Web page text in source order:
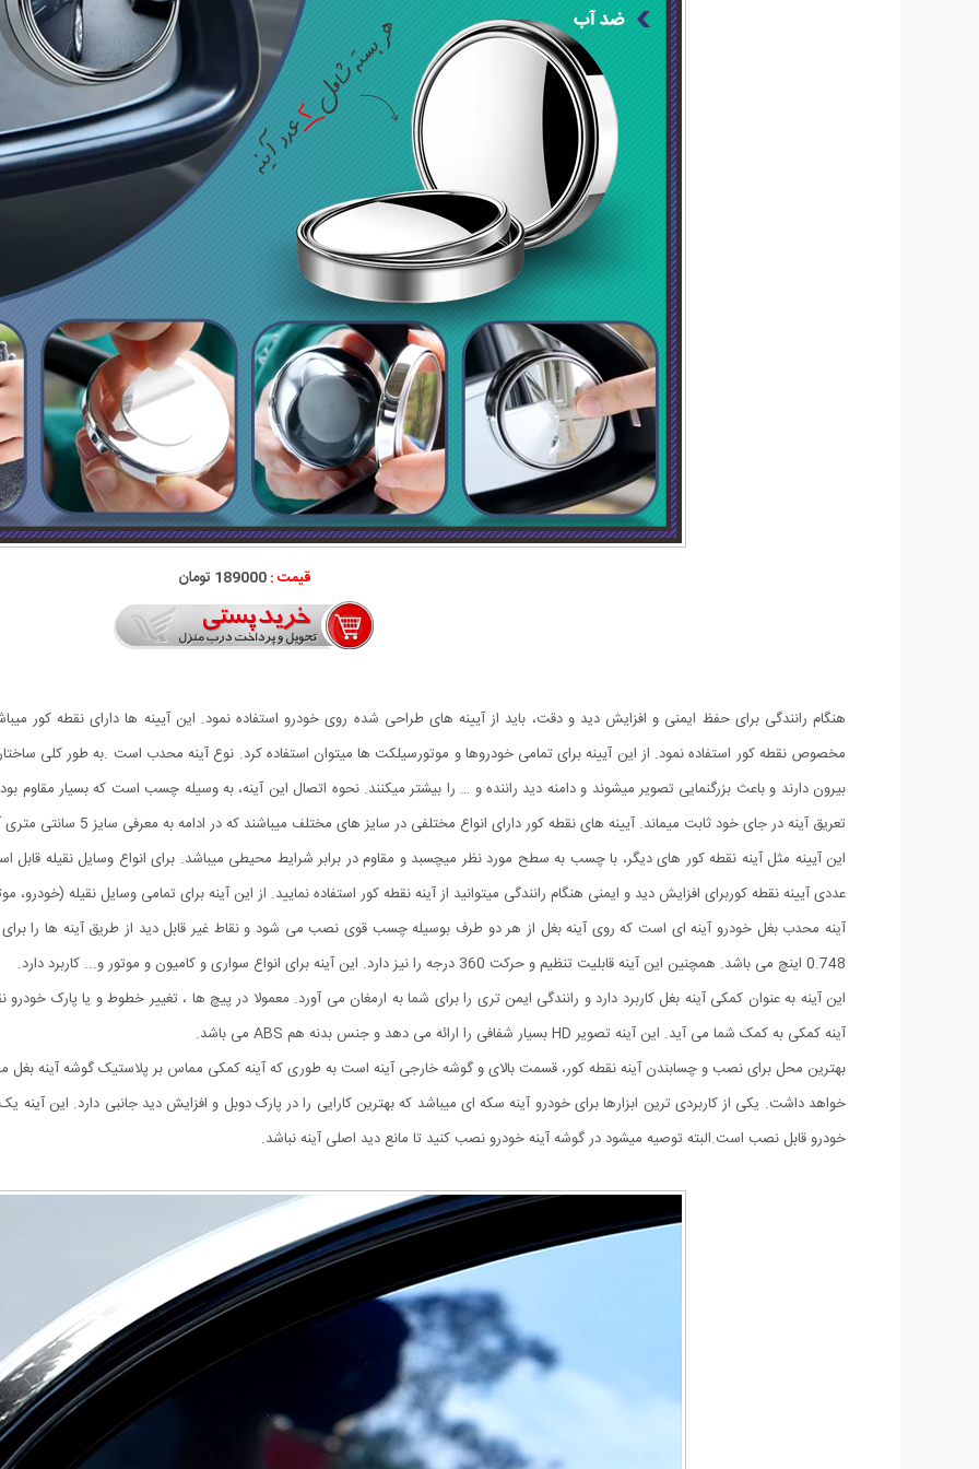
قیمت :189000 تومان
هنگام رانندگی برای حفظ ایمنی و افزایش دید و دقت، باید از آیینه های طراحی شده روی خودرو استفاده نمود. این آیینه ها دارای نقطه کور
مخصوص نقطه کور استفاده نمود. از این آیینه برای تمامی خودروها و موتورسیلکت ها میتوان استفاده کرد. نوع آینه محدب است .به طور کلی
بیرون دارند و باعث بزرگنمایی تصویر میشوند و دامنه دید راننده و … را بیشتر میکنند. نحوه اتصال این آینه، به وسیله چسب است که بسیار مقاوم
تعریق آینه در جای خود ثابت میماند. آیینه های نقطه کور دارای انواع مختلفی در سایز های مختلف میباشند که در ادامه به معرفی سایز 5 سانتی متری آن خواهیم پرداخت.
این آیینه مثل آینه نقطه کور های دیگر، با چسب به سطح مورد نظر میچسبد و مقاوم در برابر شرایط محیطی میباشد. برای انواع وسایل نقیله قابل
عددی آیینه نقطه کوربرای افزایش دید و ایمنی هنگام رانندگی میتوانید از آینه نقطه کور استفاده نمایید. از این آینه برای تمامی وسایل نقیله
0.748 اینچ می باشد. همچنین این آینه قابلیت تنظیم و حرکت 360 درجه را نیز دارد. این آینه برای انواع سواری و کامیون و موتور و... کاربرد دارد.
این آینه به عنوان کمکی آینه بغل کاربرد دارد و رانندگی ایمن تری را برای شما به ارمغان می آورد. معمولا در پیچ ها ، تغییر خطوط و یا پارک
آینه کمکی به کمک شما می آید. این آینه تصویر HD بسیار شفافی را ارائه می دهد و جنس بدنه هم ABS می باشد.
بهترین محل برای نصب و چسابندن آینه نقطه کور، قسمت بالای و گوشه خارجی آینه است به طوری که آینه کمکی مماس بر پلاستیک گوشه آینه بغل
خواهد داشت. یکی از کاربردی ترین ابزارها برای خودرو آینه سکه ای میباشد که بهترین کارایی را در پارک دوبل و افزایش دید جانبی دارد.
خودرو قابل نصب است.البته توصیه میشود در گوشه آینه خودرو نصب کنید تا مانع دید اصلی آینه نباشد.